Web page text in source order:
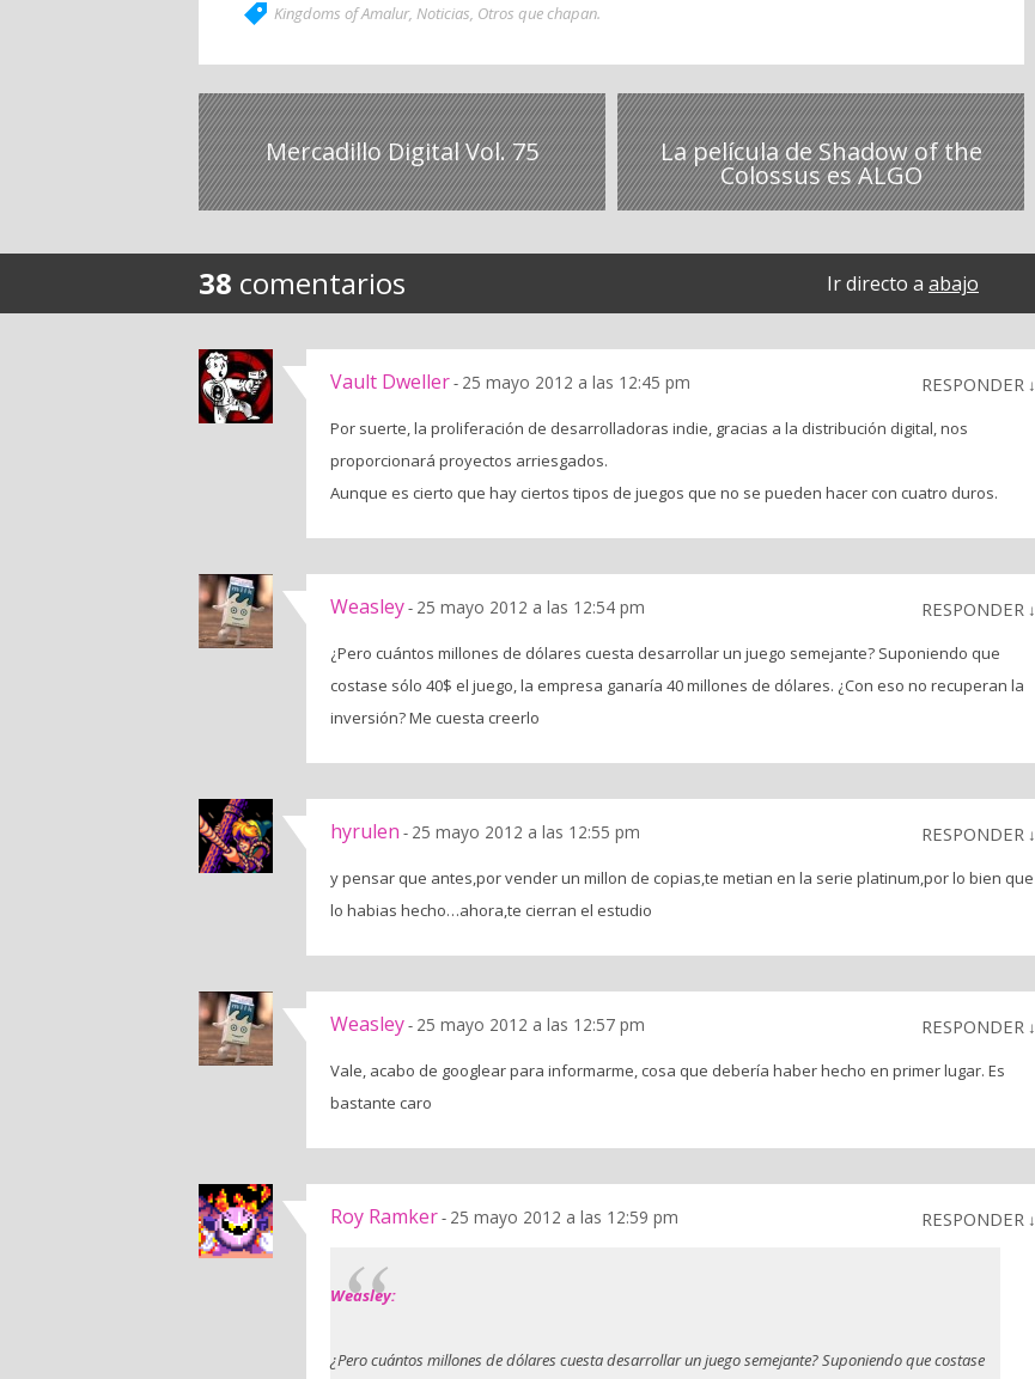
Kingdoms of Amalur, Noticias, Otros que chapan.
Mercadillo Digital Vol. 75 La película de Shadow of the
Colossus es ALGO
38 comentarios Ir directo a abajo
Vault Dweller- 25 mayo 2012 a las 12:45 pm RESPONDER ↓
Por suerte, la proliferación de desarrolladoras indie, gracias a la distribución digital, nos
proporcionará proyectos arriesgados.
Aunque es cierto que hay ciertos tipos de juegos que no se pueden hacer con cuatro duros.
Weasley- 25 mayo 2012 a las 12:54 pm RESPONDER ↓
¿Pero cuántos millones de dólares cuesta desarrollar un juego semejante? Suponiendo que
costase sólo 40$ el juego, la empresa ganaría 40 millones de dólares. ¿Con eso no recuperan la
inversión? Me cuesta creerlo
hyrulen - 25 mayo 2012 a las 12:55 pm RESPONDER ↓
y pensar que antes,por vender un millon de copias,te metian en la serie platinum,por lo bien que
lo habias hecho…ahora,te cierran el estudio
Weasley- 25 mayo 2012 a las 12:57 pm RESPONDER ↓
Vale, acabo de googlear para informarme, cosa que debería haber hecho en primer lugar. Es
bastante caro
Roy Ramker- 25 mayo 2012 a las 12:59 pm RESPONDER ↓
Weasley:
¿Pero cuántos millones de dólares cuesta desarrollar un juego semejante? Suponiendo que costase